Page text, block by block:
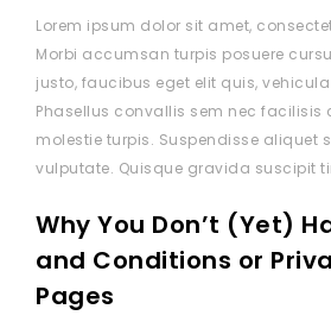
Lorem ipsum dolor sit amet,
Morbi accumsan turpis posuere
justo, faucibus eget elit quis,
Phasellus convallis sem nec facilisis
molestie turpis. Suspendisse aliquet
vulputate. Quisque gravida suscipit
Why You Don’t (Yet)
and Conditions or
Pages